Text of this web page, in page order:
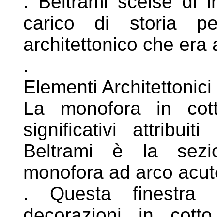
carico di storia
architettonico che era
.
Elementi
La monofora in
significativi attribuiti
Beltrami è la
monofora ad arco
. Questa finestra